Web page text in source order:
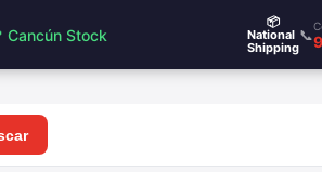
Cancún Stock
📦
National
Shipping
📞